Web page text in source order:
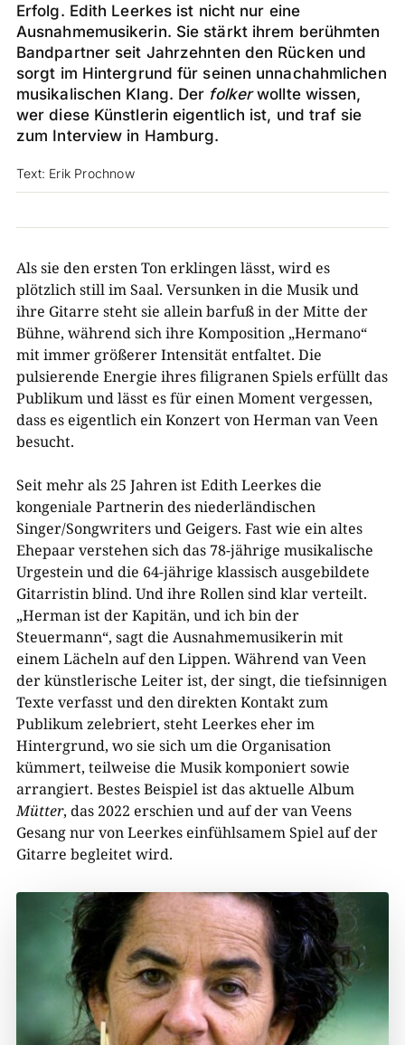
Erfolg. Edith Leerkes ist nicht nur eine
Ausnahmemusikerin. Sie stärkt ihrem berühmten
Bandpartner seit Jahrzehnten den Rücken und
sorgt im Hintergrund für seinen unnachahmlichen
musikalischen Klang. Der folkerwollte wissen,
wer diese Künstlerin eigentlich ist, und traf sie
zum Interview in Hamburg.
Text: Erik Prochnow
Als sie den ersten Ton erklingen lässt, wird es
plötzlich still im Saal. Versunken in die Musik und
ihre Gitarre steht sie allein barfuß in der Mitte der
Bühne, während sich ihre Komposition „Hermano“
mit immer größerer Intensität entfaltet. Die
pulsierende Energie ihres filigranen Spiels erfüllt das
Publikum und lässt es für einen Moment vergessen,
dass es eigentlich ein Konzert von Herman van Veen
besucht.
Seit mehr als 25 Jahren ist Edith Leerkes die
kongeniale Partnerin des niederländischen
Singer/Songwriters und Geigers. Fast wie ein altes
Ehepaar verstehen sich das 78-jährige musikalische
Urgestein und die 64-jährige klassisch ausgebildete
Gitarristin blind. Und ihre Rollen sind klar verteilt.
„Herman ist der Kapitän, und ich bin der
Steuermann“, sagt die Ausnahmemusikerin mit
einem Lächeln auf den Lippen. Während van Veen
der künstlerische Leiter ist, der singt, die tiefsinnigen
Texte verfasst und den direkten Kontakt zum
Publikum zelebriert, steht Leerkes eher im
Hintergrund, wo sie sich um die Organisation
kümmert, teilweise die Musik komponiert sowie
arrangiert. Bestes Beispiel ist das aktuelle Album
Mütter, das 2022 erschien und auf der van Veens
Gesang nur von Leerkes einfühlsamem Spiel auf der
Gitarre begleitet wird.